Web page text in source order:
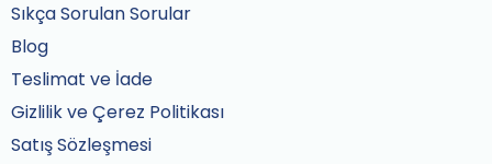
Sıkça Sorulan Sorular
Blog
Teslimat ve İade
Gizlilik ve Çerez Politikası
Satış Sözleşmesi